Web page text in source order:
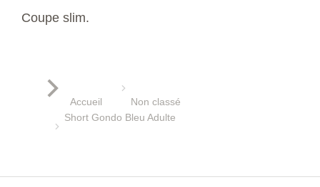
Coupe slim.
Vous êtes ici :
Accueil
Non classé
Short Gondo Bleu Adulte